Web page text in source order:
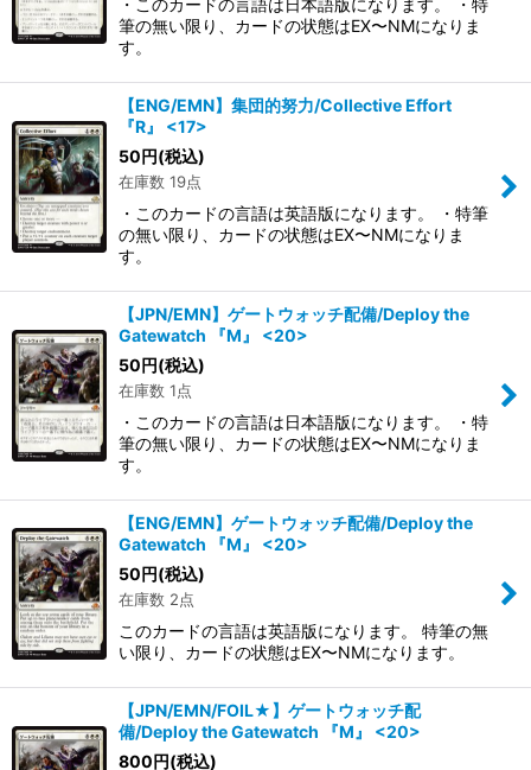
・このカードの言語は日本語版になります。 ・特
筆の無い限り、カードの状態はEX〜NMになりま
す。
【ENG/EMN】集団的努力/Collective Effort
『R』 <17>
50円(税込)
在庫数 19点
・このカードの言語は英語版になります。 ・特筆
の無い限り、カードの状態はEX〜NMになりま
す。
【JPN/EMN】ゲートウォッチ配備/Deploy the
Gatewatch 『M』 <20>
50円(税込)
在庫数 1点
・このカードの言語は日本語版になります。 ・特
筆の無い限り、カードの状態はEX〜NMになりま
す。
【ENG/EMN】ゲートウォッチ配備/Deploy the
Gatewatch 『M』 <20>
50円(税込)
在庫数 2点
このカードの言語は英語版になります。 特筆の無
い限り、カードの状態はEX〜NMになります。
【JPN/EMN/FOIL★】ゲートウォッチ配
備/Deploy the Gatewatch 『M』 <20>
800円(税込)